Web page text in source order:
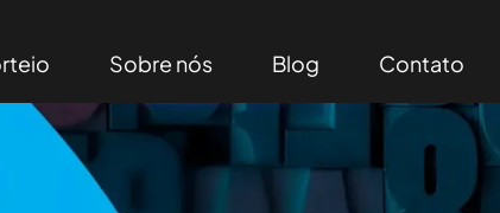
Sobre nós Blog Contato